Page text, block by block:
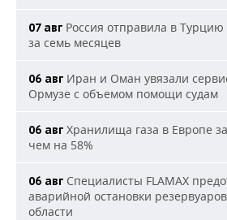
07 авг Россия отправила в
за семь месяцев
06 авг Иран и Оман увязали
Ормузе с объемом помощи судам
06 авг Хранилища газа в Европе
чем на 58%
06 авг Специалисты FLAMAX
аварийной остановки
области